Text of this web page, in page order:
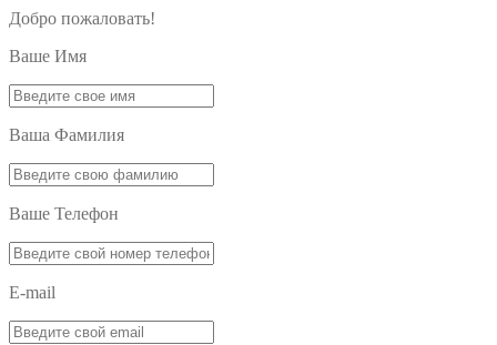
Добро пожаловать!
Ваше Имя
Ваша Фамилия
Ваше Телефон
E-mail